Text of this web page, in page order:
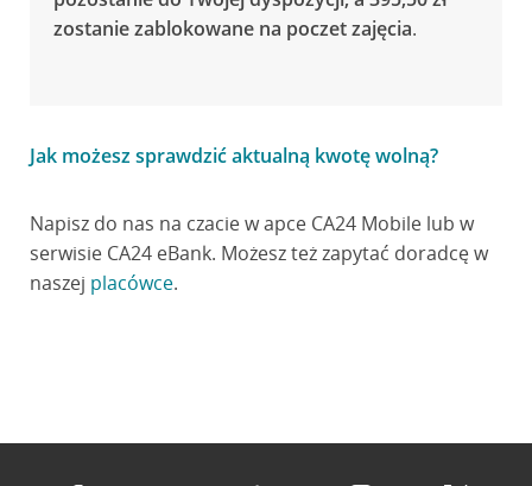
zostanie zablokowane na poczet zajęcia.
Jak możesz sprawdzić aktualną kwotę wolną?
Napisz do nas na czacie w apce CA24 Mobile lub w
serwisie CA24 eBank. Możesz też zapytać doradcę w
naszej placówce.